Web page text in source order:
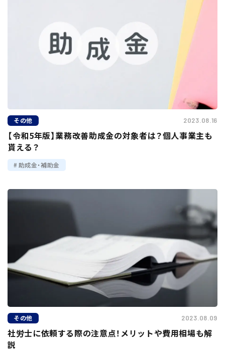
その他 2023.08.16
【令和5年版】業務改善助成金の対象者は？個人事業主も
貰える？
助成金・補助金
その他 2023.08.09
社労士に依頼する際の注意点！メリットや費用相場も解
説